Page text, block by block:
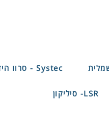
Systec - סרוו הידראולית
LSR- סיליקון